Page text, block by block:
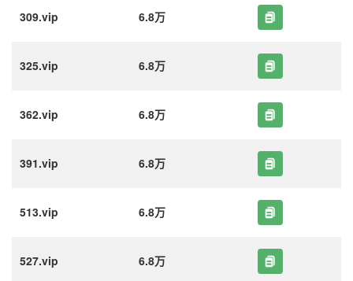
309.vip 6.8万
325.vip 6.8万
362.vip 6.8万
391.vip 6.8万
513.vip 6.8万
527.vip 6.8万